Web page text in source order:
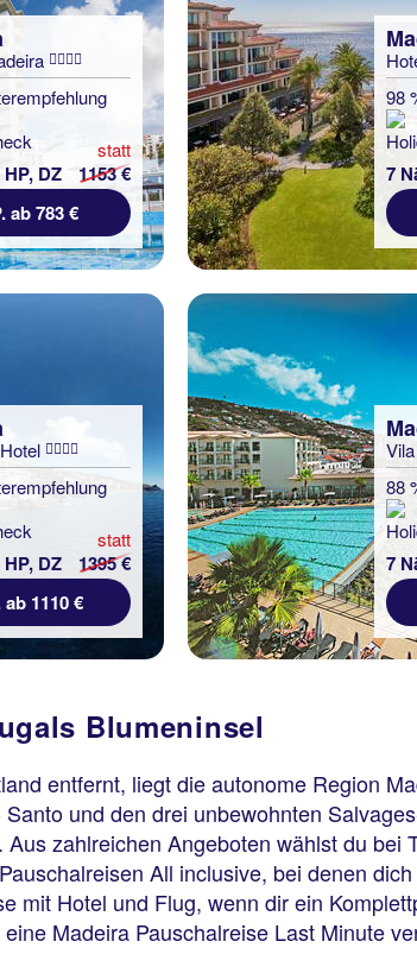
DZ
statt
1153 €
ab 783 €
98
7
DZ
statt
1395 €
ab 1110 €
88
7
Blumeninsel
entfernt, liegt die autonome Region
und den drei unbewohnten
zahlreichen Angeboten wählst du bei
All inclusive, bei denen
mit Hotel und Flug, wenn dir ein
Madeira Pauschalreise Last Minute